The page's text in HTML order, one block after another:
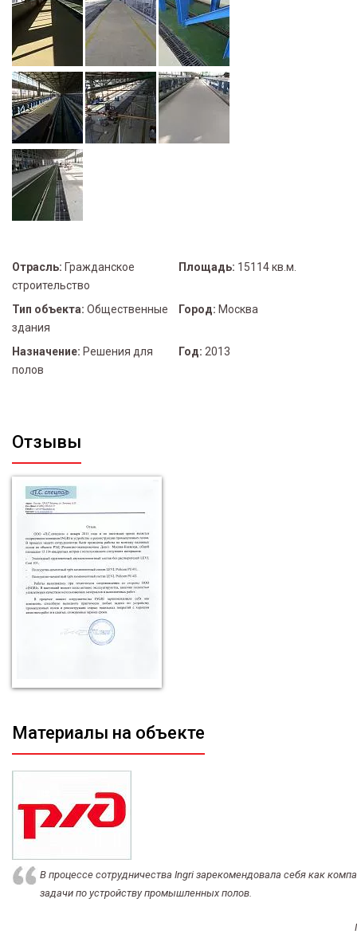
Отрасль: Гражданское
строительство
Площадь: 15114 кв.м.
Тип объекта: Общественные
здания
Город: Москва
Назначение: Решения для
полов
Год: 2013
Отзывы
Материалы на объекте
В процессе сотрудничества Ingri зарекомендовала себя как
задачи по устройству промышленных полов.